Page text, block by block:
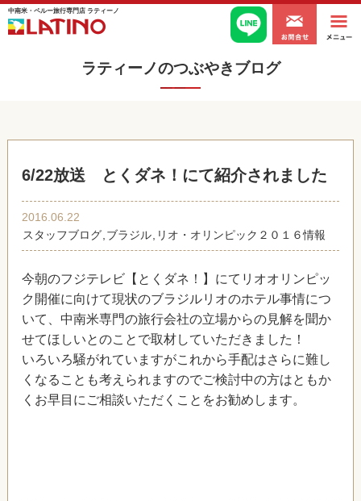
中南米・ペルー旅行専門店 ラティーノ
ラティーノのつぶやきブログ
6/22放送 とくダネ！にて紹介されました
2016.06.22
スタッフブログ ブラジル リオ・オリンピック２０１６情報
今朝のフジテレビ【とくダネ！】にてリオオリンピッ
ク開催に向けて現状のブラジルリオのホテル事情につ
いて、中南米専門の旅行会社の立場からの見解を聞か
せてほしいとのことで取材していただきました！
いろいろ騒がれていますがこれから手配はさらに難し
くなることも考えられますのでご検討中の方はともか
くお早目にご相談いただくことをお勧めします。